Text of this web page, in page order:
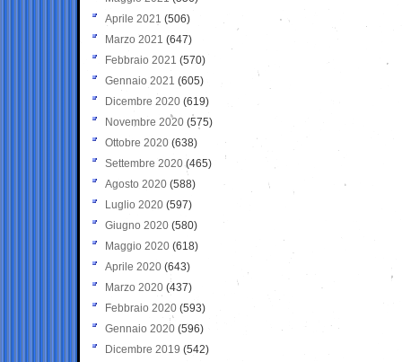
Aprile 2021 (506)
Marzo 2021 (647)
Febbraio 2021 (570)
Gennaio 2021 (605)
Dicembre 2020 (619)
Novembre 2020 (575)
Ottobre 2020 (638)
Settembre 2020(465)
Agosto 2020 (588)
Luglio 2020 (597)
Giugno 2020 (580)
Maggio 2020 (618)
Aprile 2020 (643)
Marzo 2020 (437)
Febbraio 2020 (593)
Gennaio 2020 (596)
Dicembre 2019 (542)